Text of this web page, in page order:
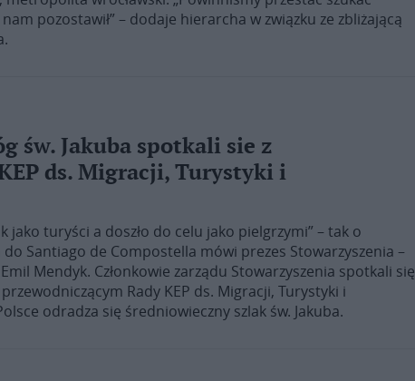
pozostawił” – dodaje hierarcha w związku ze zbliżającą
św. Jakuba spotkali sie z
ds. Migracji, Turystyki i
jako turyści a doszło do celu jako pielgrzymi” – tak o
Santiago de Compostella mówi prezes Stowarzyszenia –
Mendyk. Członkowie zarządu Stowarzyszenia spotkali się
Rady KEP ds. Migracji, Turystyki i
odradza się średniowieczny szlak św. Jakuba.